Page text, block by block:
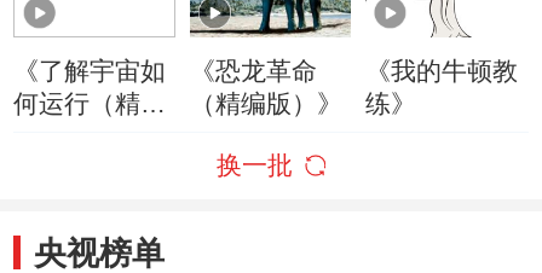
《了解宇宙如
何运行（精编
《恐龙革命
（精编版）》
《我的牛顿教
练》
换一批
央视榜单